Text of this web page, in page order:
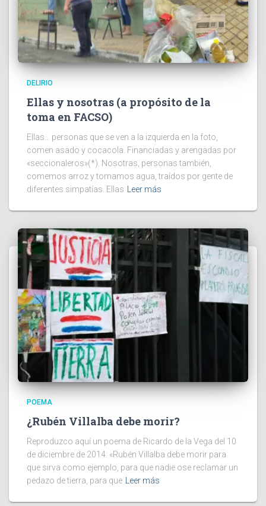
DELIRIO
Ellas y nosotras (a propósito de la
toma en FACSO)
Ellas… personas que se ven a la izquierda en la foto,
comen asado y cocacola. Financiadas y arengadas por
«seccionaleros»(*). Nosotras, personas también,
comemos arroz y tomamos agua, traídos por gente de
diferentes simpatías. Ellas Leer más
POEMA
¿Rubén Villalba debe morir?
Reproduzco aquí un poema de Ricardo de la Vega del 10
de diciembre de 2014: «Rubén Villalba debe morir para
que sirva como ejemplo, para que nadie ose reclamar un
pedazo de tierra, para que
Leer más